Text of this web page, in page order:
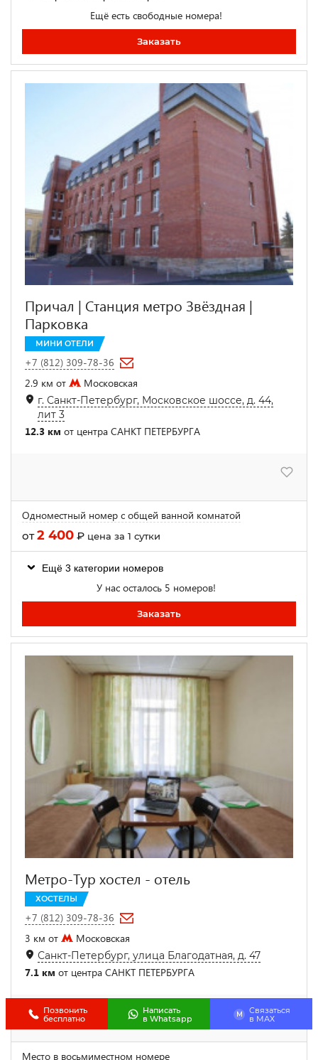
Ещё есть свободные номера!
Заказать
Причал | Станция метро Звёздная |
Парковка
МИНИ ОТЕЛИ
+7 (812) 309-78-36
2.9 км от
Московская
г. Санкт-Петербург, Московское шоссе, д. 44,
лит 3
12.3 км от центра САНКТ ПЕТЕРБУРГА
Одноместный номер с общей ванной комнатой
от2 400 ₽ цена за 1 сутки
Ещё 3 категории номеров
У нас осталось 5 номеров!
Заказать
Метро-Тур хостел - отель
ХОСТЕЛЫ
+7 (812) 309-78-36
3 км от
Московская
Санкт-Петербург, улица Благодатная, д. 47
7.1 км от центра САНКТ ПЕТЕРБУРГА
Место в восьмиместном номере
Позвонить
бесплатно
Написать
в Whatsapp
M
Связаться
в МАХ